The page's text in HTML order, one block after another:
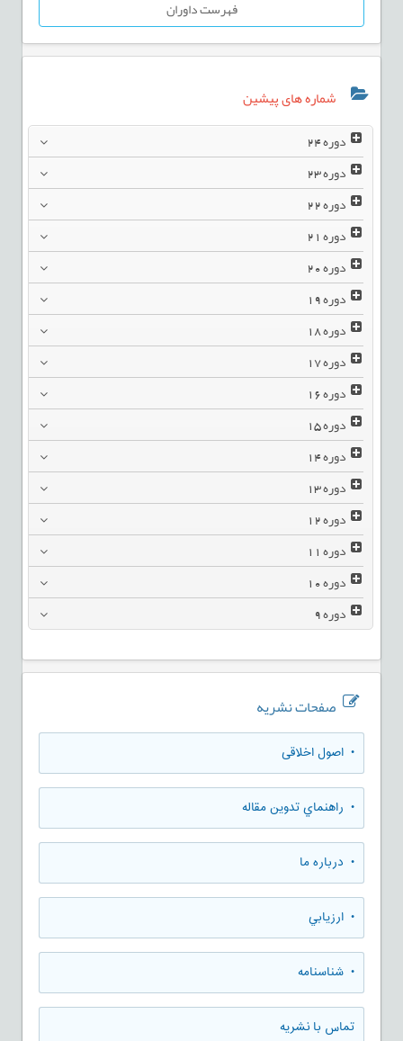
فهرست داوران
شماره های پیشین
دوره24
دوره23
دوره22
دوره21
دوره20
دوره19
دوره18
دوره17
دوره16
دوره15
دوره14
دوره13
دوره12
دوره11
دوره10
دوره9
صفحات نشریه
• اصول اخلاقی
• راهنماي تدوين مقاله
• درباره ما
• ارزيابي
• شناسنامه
تماس با نشریه